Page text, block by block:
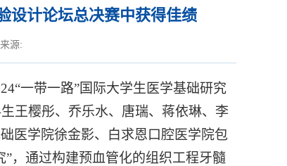
设计论坛总决赛中获得佳绩
来源:
一带一路”国际大学生医学基础研究
王樱彤、乔乐水、唐瑞、蒋依琳、李
医学院徐金影、白求恩口腔医学院包
，通过构建预血管化的组织工程牙髓